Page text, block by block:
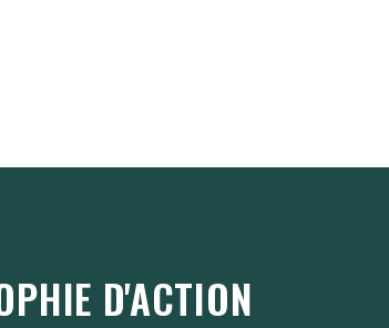
D'ACTION